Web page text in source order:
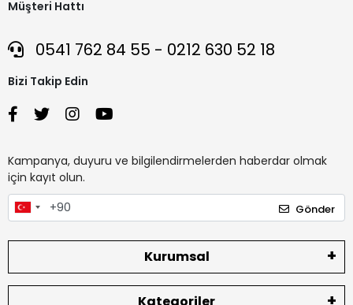
Müşteri Hattı
0541 762 84 55 - 0212 630 52 18
Bizi Takip Edin
Kampanya, duyuru ve bilgilendirmelerden haberdar olmak
için kayıt olun.
Gönder
Kurumsal